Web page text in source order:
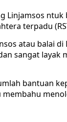
Linjamsos
terpadu
atau balai
sangat layak
bantuan